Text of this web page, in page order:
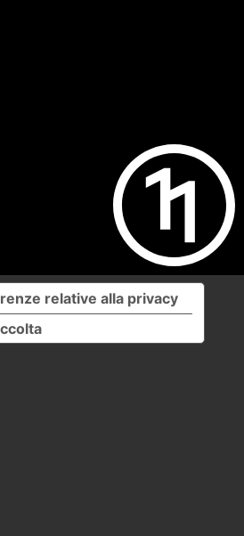
relative alla privacy